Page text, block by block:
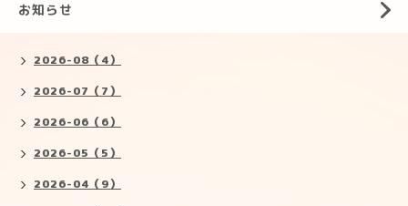
お知らせ
2026-08（4）
2026-07（7）
2026-06（6）
2026-05（5）
2026-04（9）